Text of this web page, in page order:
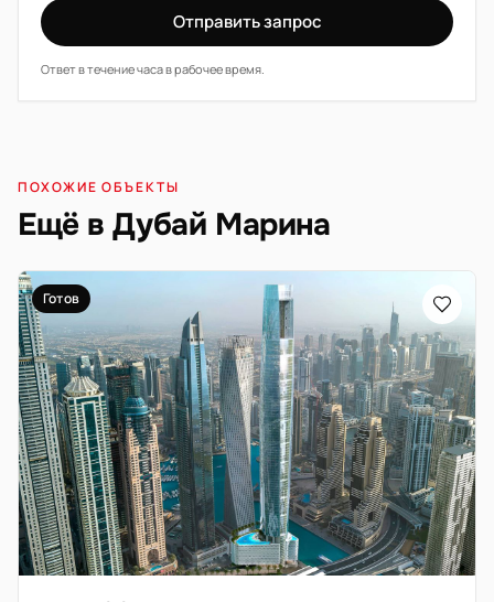
Отправить запрос
Ответ в течение часа в рабочее время.
ПОХОЖИЕ ОБЪЕКТЫ
Ещё в Дубай Марина
Готов